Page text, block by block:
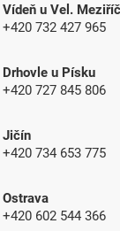
Vídeň u Vel.
+420 732 427 965
Drhovle u Písku
+420 727 845 806
Jičín
+420 734 653 775
Ostrava
+420 602 544 366